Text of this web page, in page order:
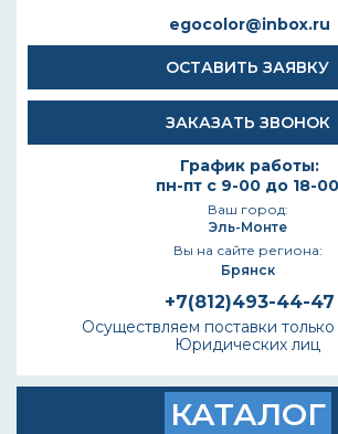
egocolor@inbox.ru
ОСТАВИТЬ ЗАЯВКУ
ЗАКАЗАТЬ ЗВОНОК
График работы:
пн-пт с 9-00 до 18-00
Ваш город:
Эль-Монте
Вы на сайте региона:
Брянск
+7(812)493-44-47
Осуществляем поставки
Юридических лиц
КАТАЛОГ